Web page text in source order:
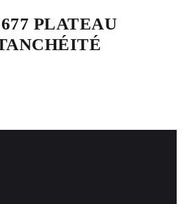
PLATEAU